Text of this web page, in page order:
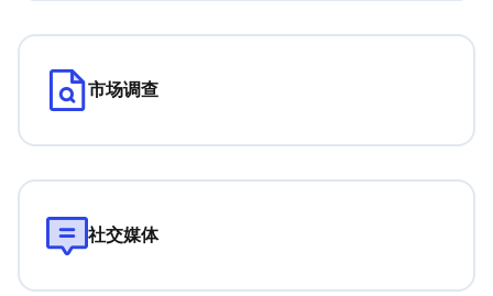
市场调查
社交媒体